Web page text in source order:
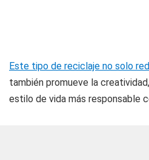
Este tipo de reciclaje no solo
también promueve la
estilo de vida más responsable